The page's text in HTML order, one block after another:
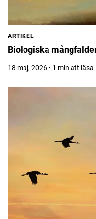
ARTIKEL
Biologiska
18 maj, 2026 • 1 min att läsa